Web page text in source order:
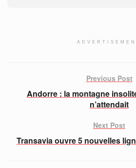
Previous Post
Andorre : la montagne
n’attendait
Next Post
Transavia ouvre 5 nouvelles